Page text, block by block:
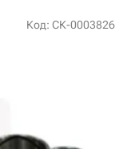
Код: СК-0003826